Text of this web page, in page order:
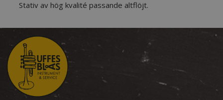
Stativ av hög kvalité passande altflöjt.